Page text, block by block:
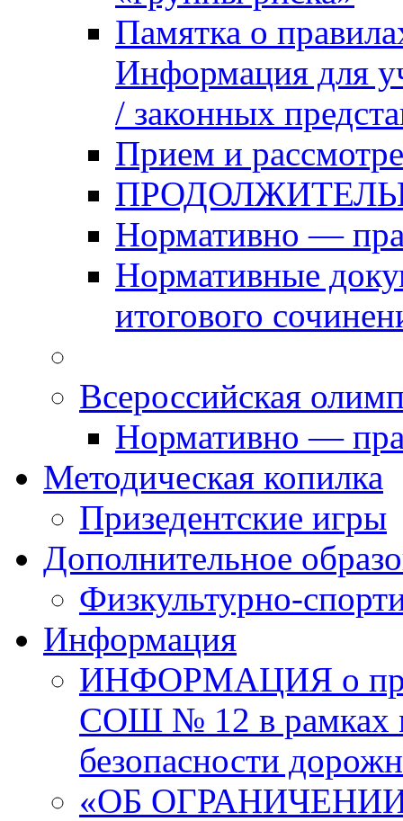
Памятка о
Информация для
/ законных
Прием и
Нормативно —
Нормативные
итогового
Всероссийская
Нормативно —
Методическая копилка
Призедентские игры
Дополнительное
Физкультурно-
Информация
ИНФОРМАЦИЯ о
СОШ № 12 в рамках
безопасности
«ОБ